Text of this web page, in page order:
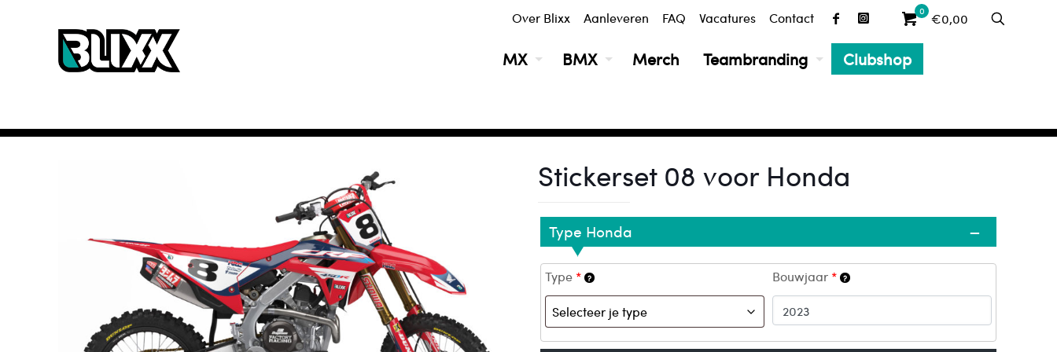
Over Blixx Aanleveren FAQ Vacatures Contact
MX BMX Merch Teambranding Clubshop
0 €0,00
Stickerset 08 voor Honda
Type Honda –
Type * Bouwjaar *